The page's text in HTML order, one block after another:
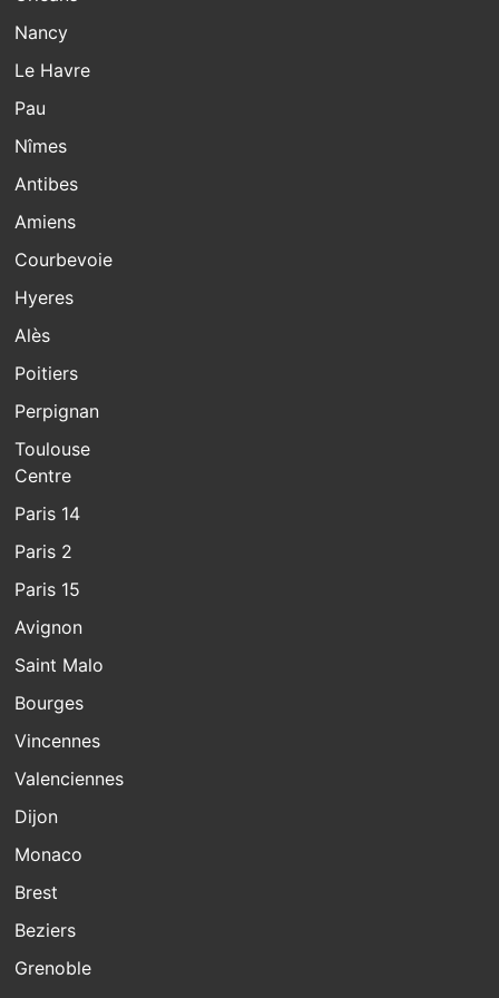
Nancy
Le Havre
Pau
Nîmes
Antibes
Amiens
Courbevoie
Hyeres
Alès
Poitiers
Perpignan
Toulouse
Centre
Paris 14
Paris 2
Paris 15
Avignon
Saint Malo
Bourges
Vincennes
Valenciennes
Dijon
Monaco
Brest
Beziers
Grenoble